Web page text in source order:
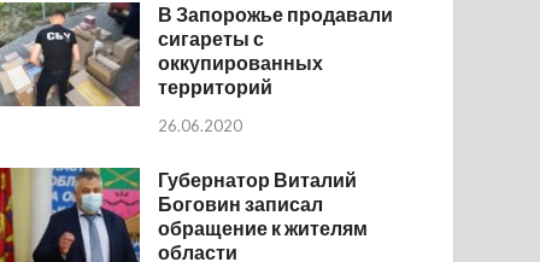
В Запорожье продавали
сигареты с
оккупированных
территорий
26.06.2020
Губернатор Виталий
Боговин записал
обращение к жителям
области